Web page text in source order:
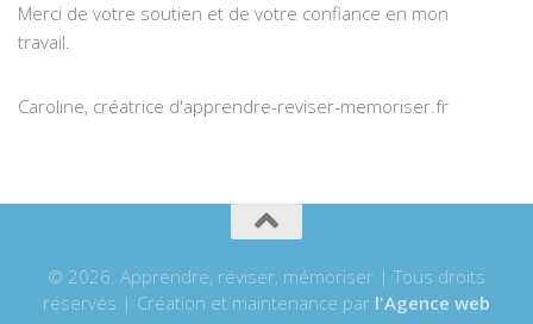
Merci de votre soutien et de votre confiance en mon
travail.
Caroline, créatrice d'apprendre-reviser-memoriser.fr
© 2026. Apprendre, réviser, mémoriser | Tous droits
réservés | Création et maintenance par l'Agence web